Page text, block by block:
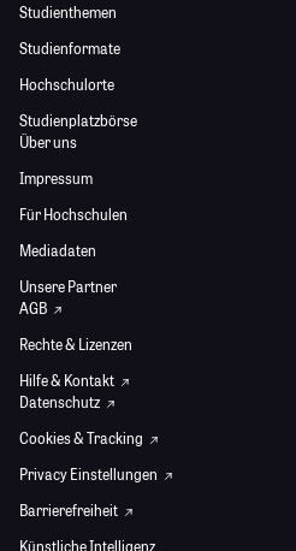
Studienthemen
Studienformate
Hochschulorte
Studienplatzbörse
Über uns
Impressum
Für Hochschulen
Mediadaten
Unsere Partner
AGB
Rechte & Lizenzen
Hilfe & Kontakt
Datenschutz
Cookies & Tracking
Privacy Einstellungen
Barrierefreiheit
Künstliche Intelligenz